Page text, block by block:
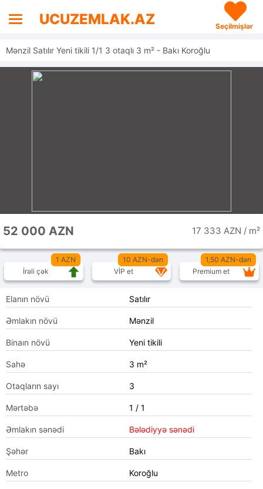
UCUZEMLAK.AZ Seçilmişlər
Mənzil Satılır Yeni tikili 1/1 3 otaqlı 3 m² - Bakı Koroğlu
52 000 AZN 17 333 AZN / m²
1 AZN
İrəli çək
10 AZN-dən
VİP et
1,50 AZN-dən
Premium et
Elanın növü Satılır
Əmlakın növü Mənzil
Binaın növü Yeni tikili
Sahə 3 m²
Otaqların sayı 3
Mərtəbə 1 / 1
Əmlakın sənədi Bələdiyyə sənədi
Şəhər Bakı
Metro Koroğlu